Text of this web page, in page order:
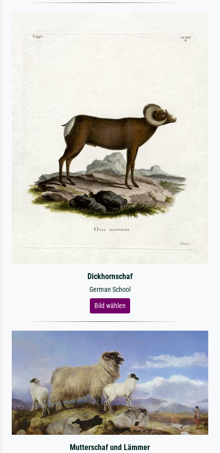
Dickhornschaf
German School
Bild wählen
Mutterschaf und Lämmer